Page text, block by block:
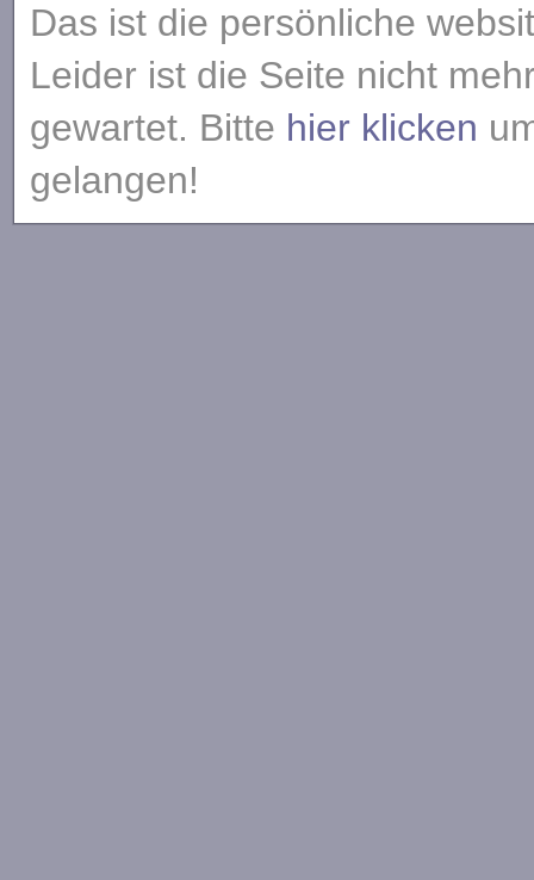
Das ist die persönliche
Leider ist die Seite nicht
gewartet. Bitte hier klicken
gelangen!